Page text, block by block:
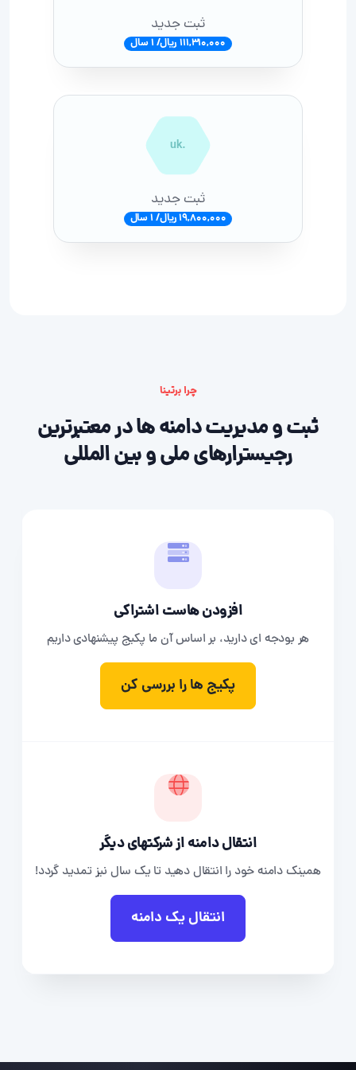
ثبت جدید
111,310,000 ریال/ 1 سال
.uk
ثبت جدید
19,800,000 ریال/ 1 سال
چرا برتینا
ثبت و مدیریت دامنه ها در معتبرترین
رجیسترارهای ملی و بین المللی
افزودن هاست اشتراکی
هر بودجه ای دارید، بر اساس آن ما پکیج پیشنهادی داریم
پکیج ها را بررسی کن
انتقال دامنه از شرکتهای دیگر
همینک دامنه خود را انتقال دهید تا یک سال نیز تمدید گردد!
انتقال یک دامنه